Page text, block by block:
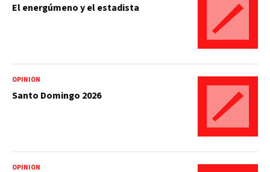
El energúmeno y el estadista
OPINIÓN
Santo Domingo 2026
OPINIÓN